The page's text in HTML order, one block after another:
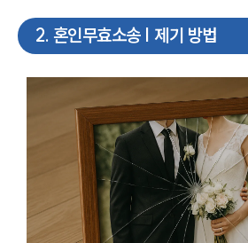
2. 혼인무효소송 | 제기 방법